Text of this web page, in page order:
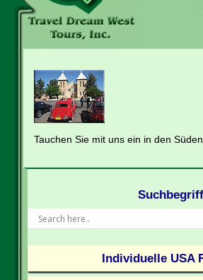
Tauchen Sie mit uns ein in den
Individuelle USA